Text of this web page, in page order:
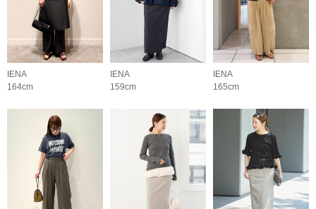
IENA
164cm
IENA
159cm
IENA
165cm